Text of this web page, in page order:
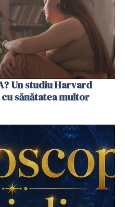
Un studiu Harvard
sănătatea multor